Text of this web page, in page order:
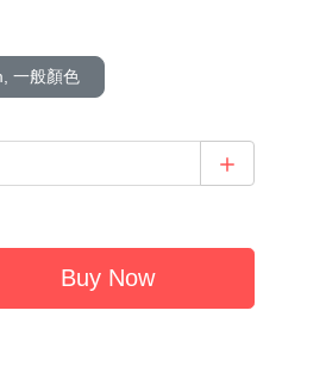
一般顏色